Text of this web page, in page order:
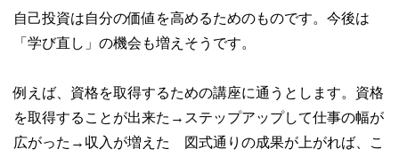
自己投資は自分の価値を高めるためのものです。今後は
「学び直し」の機会も増えそうです。
例えば、資格を取得するための講座に通うとします。資格
を取得することが出来た→ステップアップして仕事の幅が
広がった→収入が増えた 図式通りの成果が上がれば、こ